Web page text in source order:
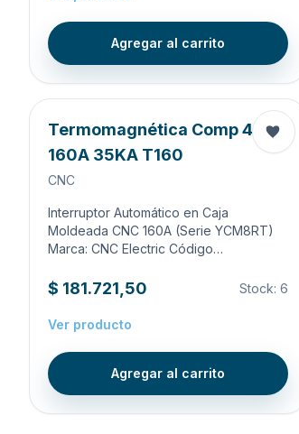
Agregar al carrito
Termomagnética Comp 4X
160A 35KA T160
CNC
Interruptor Automático en Caja
Moldeada CNC 160A (Serie YCM8RT)
Marca: CNC Electric Código…
$ 181.721,50 Stock: 6
Ver producto
Agregar al carrito